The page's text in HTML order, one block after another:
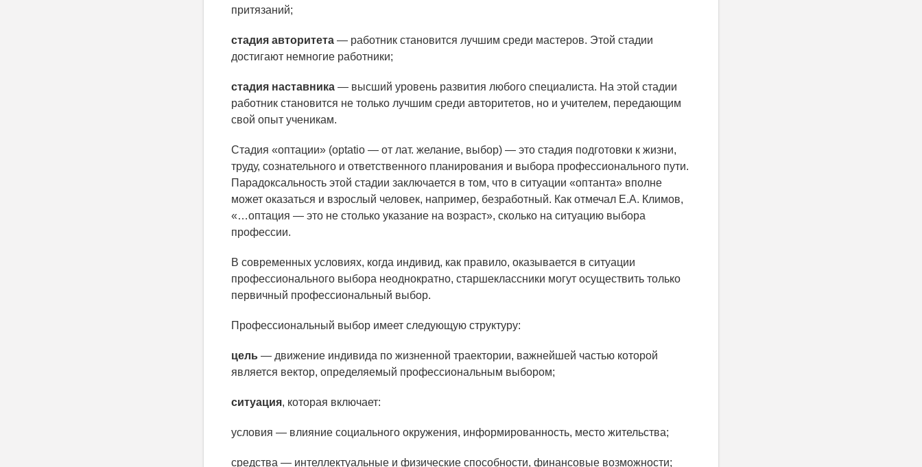
притязаний;
стадия авторитета — работник становится лучшим среди мастеров. Этой стадии
достигают немногие работники;
стадия наставника — высший уровень развития любого специалиста. На этой стадии
работник становится не только лучшим среди авторитетов, но и учителем, передающим
свой опыт ученикам.
Стадия «оптации» (optatio — от лат. желание, выбор) — это стадия подготовки к жизни,
труду, сознательного и ответственного планирования и выбора профессионального пути.
Парадоксальность этой стадии заключается в том, что в ситуации «оптанта» вполне
может оказаться и взрослый человек, например, безработный. Как отмечал Е.А. Климов,
«…оптация — это не столько указание на возраст», сколько на ситуацию выбора
профессии.
В современных условиях, когда индивид, как правило, оказывается в ситуации
профессионального выбора неоднократно, старшеклассники могут осуществить только
первичный профессиональный выбор.
Профессиональный выбор имеет следующую структуру:
цель — движение индивида по жизненной траектории, важнейшей частью которой
является вектор, определяемый профессиональным выбором;
ситуация, которая включает:
условия — влияние социального окружения, информированность, место жительства;
средства — интеллектуальные и физические способности, финансовые возможности;